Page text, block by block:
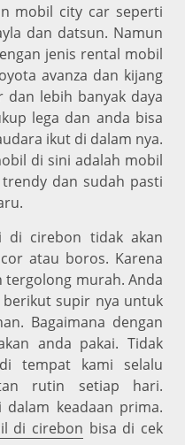
mobil city car seperti
dan datsun. Namun
jenis rental mobil
avanza dan kijang
dan lebih banyak daya
lega dan anda bisa
ikut di dalam nya.
di sini adalah mobil
dan sudah pasti
di cirebon tidak akan
atau boros. Karena
tergolong murah. Anda
supir nya untuk
Bagaimana dengan
anda pakai. Tidak
tempat kami selalu
rutin setiap hari.
dalam keadaan prima.
di cirebon bisa di cek